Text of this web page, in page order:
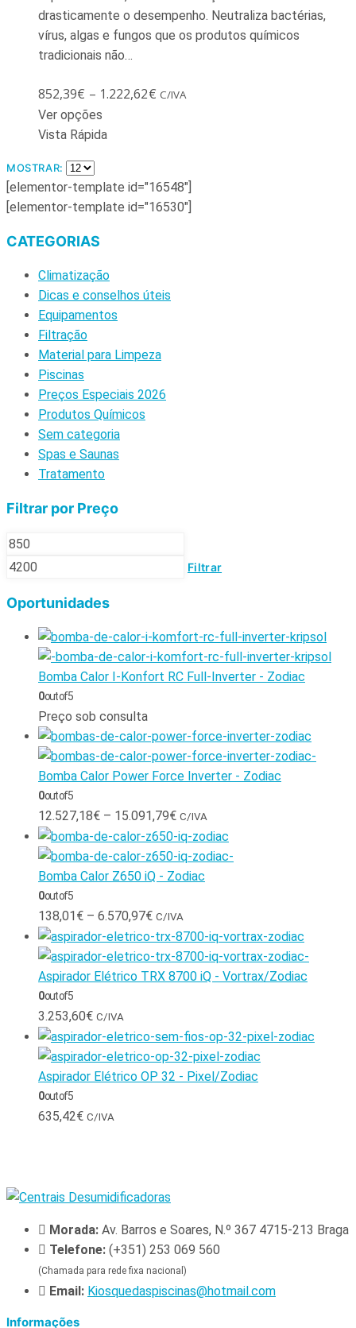
drasticamente o desempenho. Neutraliza bactérias,
vírus, algas e fungos que os produtos químicos
tradicionais não…
852,39€ – 1.222,62€ C/IVA
Ver opções
Vista Rápida
MOSTRAR:
[elementor-template id="16548"]
[elementor-template id="16530"]
CATEGORIAS
Climatização
Dicas e conselhos úteis
Equipamentos
Filtração
Material para Limpeza
Piscinas
Preços Especiais 2026
Produtos Químicos
Sem categoria
Spas e Saunas
Tratamento
Filtrar por Preço
Filtrar
Oportunidades
Bomba Calor I-Konfort RC Full-Inverter - Zodiac
0out of 5
Preço sob consulta
Bomba Calor Power Force Inverter - Zodiac
0out of 5
12.527,18€ – 15.091,79€ C/IVA
Bomba Calor Z650 iQ - Zodiac
0out of 5
138,01 € – 6.570,97€ C/IVA
Aspirador Elétrico TRX 8700 iQ - Vortrax/Zodiac
0out of 5
3.253,60€ C/IVA
Aspirador Elétrico OP 32 - Pixel/Zodiac
0out of 5
635,42€ C/IVA
Morada: Av. Barros e Soares, N.º 367 4715-213 Braga
Telefone: (+351) 253 069 560
(Chamada para rede fixa nacional)
Email: Kiosquedaspiscinas@hotmail.com
Informações